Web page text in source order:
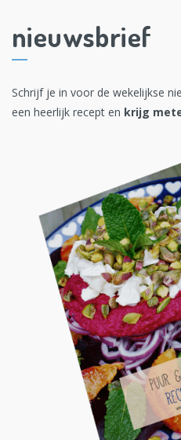
nieuwsbrief
Schrijf je in voor de wekelijkse
een heerlijk recept en krijg